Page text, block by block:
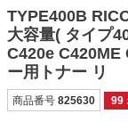
お問い合わせ
会員専用商品
説明書ダウンロ
TYPE400B
大容量( タイプ
C420e C420ME
ー用トナー リ
商品番号 825630 99